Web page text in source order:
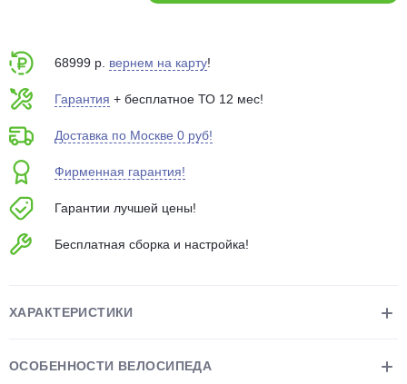
68999 р. вернем на карту!
Гарантия + бесплатное ТО 12 мес!
Доставка по Москве 0 руб!
Фирменная гарантия!
Гарантии лучшей цены!
Бесплатная сборка и настройка!
ХАРАКТЕРИСТИКИ
ОСОБЕННОСТИ ВЕЛОСИПЕДА
75% будут
Подробнее
Остались вопросы?